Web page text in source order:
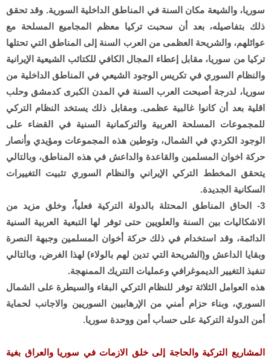
سوريا، والشيعة مكان السنة في المناطق الداخلية السورية. وقد تحقق
ذلك بتفاصيله، بعد أن سحبت تركيا معظم المجاميع المسلحة مع
عوائلهم، والشريحة العظمى من العرب السنة إلى المناطق التي تحتلها
تركيا من سوريا، مقابل إعطاء المجال الكافي للكتائب الشيعية الإيرانية
والنظام السوري في تكريس الوجود الشيعي في المناطق الداخلية من
سوريا، لدرجة أصبحت العرب السنة في المدن الكبرى كدمشق وحلب
اقلية بعد أن كانوا غالبية عظمى. ومقابل ذلك يستخد النظام التركي
للمجموعات المسلحة العربية والتركمانية السنية في القضاء على
الوجود الكردي في الشمال، وتوطين هذه المجموعات ومؤيدي وأنصار
حركة اخوان المسلمين والقاعدة والداعش في هذه المناطق، وبالتالي
يتحقق المخطط التركي الإيراني والنظام السوري تثبيت التغييرات
السكانية الجديدة.
3- الحاق المناطق المحتلة بالدولة التركية فعلياً، وخلق مزيد من
الاشكاليات بين السنة والعلويين حتى توفر لها التبعية العربية السنية
الدائمة، وقد استخدام في ذلك حركة أخوان المسلمين وجبهة النصرة
وبقايا الداعش و(الشريحة التي تدين لهم بالولاء) لهذا الغرض، وبالتالي
تنفيذ التغيير الديموغرافي وعمليات التتريك الممنهجة.
هذه العوامل الثلاثة توفر للنظام التركي البقاء والسيطرة على الشمال
السوري، وبناء حزام أمني من الإرهابيين السوريين والاجانب لحماية
أمن الدولة التركية على حساب أمن ووحدة سوريا.
المشاريع التركية والحاجة إلى خلق الازمات في سوريا والعراق بغية